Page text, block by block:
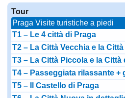
Tour
Praga Visite turistiche a piedi
T1 – Le 4 città di Praga
T2 – La Città Vecchia e la
T3 – La Città Piccola e la Città
T4 – Passeggiata rilassante +
T5 – Il Castello di Praga